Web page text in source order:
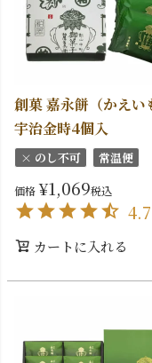
創菓 嘉永餅（かえい
宇治金時4個入
× のし不可 常温便
価格 ¥1,069税込
カートに入れる